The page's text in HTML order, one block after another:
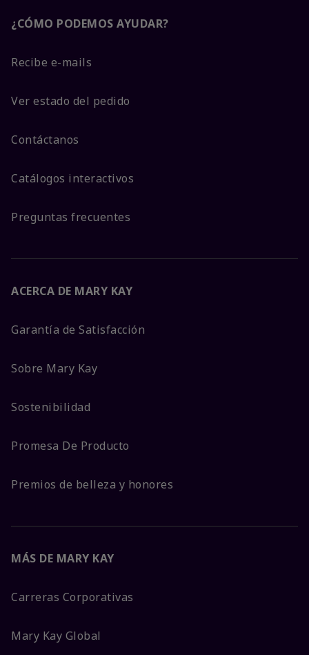
¿CÓMO PODEMOS AYUDAR?
Recibe e-mails
Ver estado del pedido
Contáctanos
Catálogos interactivos
Preguntas frecuentes
ACERCA DE MARY KAY
Garantía de Satisfacción
Sobre Mary Kay
Sostenibilidad
Promesa De Producto
Premios de belleza y honores
MÁS DE MARY KAY
Carreras Corporativas
Mary Kay Global